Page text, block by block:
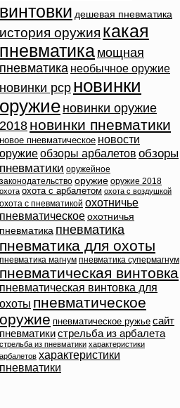
винтовки дешевая пневматика
история оружия какая
пневматика мощная
пневматика необычное оружие
новинки pcp новинки
оружие новинки оружие
2018 новинки пневматики
новое пневматическое новости
оружиеобзоры арбалетов обзоры
пневматики оружейное
законодательство оружие оружие 2018
охота охота с арбалетом охота с воздушкой
охота с пневматикой охотничье
пневматическое охотничья
пневматика пневматика
пневматика для охоты
пневматика магнум пневматика супермагнум
пневматическая винтовка
пневматическая винтовка для
охоты пневматическое
оружие пневматическое ружье сайт
пневматикистрельба из арбалета
стрельба из пневматики характеристики
арбалетов характеристики
пневматики